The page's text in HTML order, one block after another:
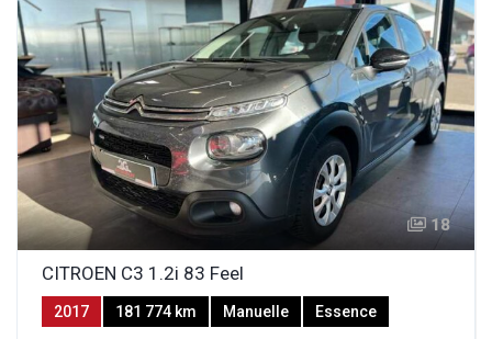
18
CITROEN C3 1.2i 83 Feel
2017 181 774 km Manuelle Essence